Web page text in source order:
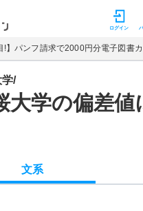
マナビジョン ログイン
!】パンフ請求で2000円分電子図書
/
大学の偏差値
文系